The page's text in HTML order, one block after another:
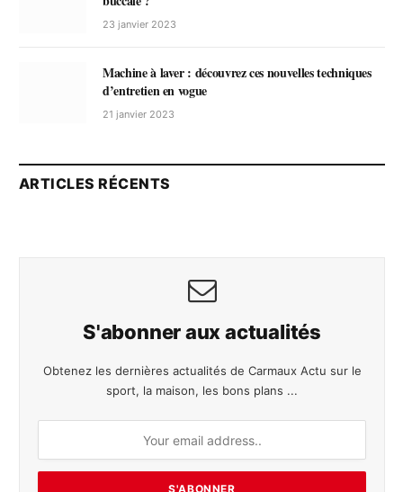
23 janvier 2023
Machine à laver : découvrez ces nouvelles techniques
d’entretien en vogue
21 janvier 2023
ARTICLES RÉCENTS
S'abonner aux actualités
Obtenez les dernières actualités de Carmaux Actu sur le
sport, la maison, les bons plans ...